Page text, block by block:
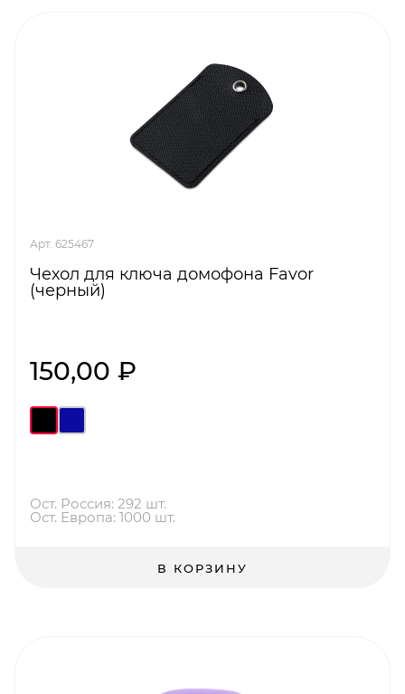
Арт. 625467
Чехол для ключа домофона Favor
(черный)
150,00 ₽
Ост. Россия: 292 шт.
Ост. Европа: 1000 шт.
В КОРЗИНУ